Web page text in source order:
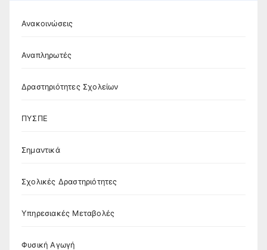
Ανακοινώσεις
Αναπληρωτές
Δραστηριότητες Σχολείων
ΠΥΣΠΕ
Σημαντικά
Σχολικές Δραστηριότητες
Υπηρεσιακές Μεταβολές
Φυσική Αγωγή